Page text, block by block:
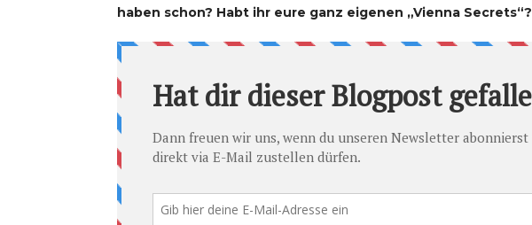
haben schon? Habt ihr eure ganz eigenen „Vienna Secrets“?